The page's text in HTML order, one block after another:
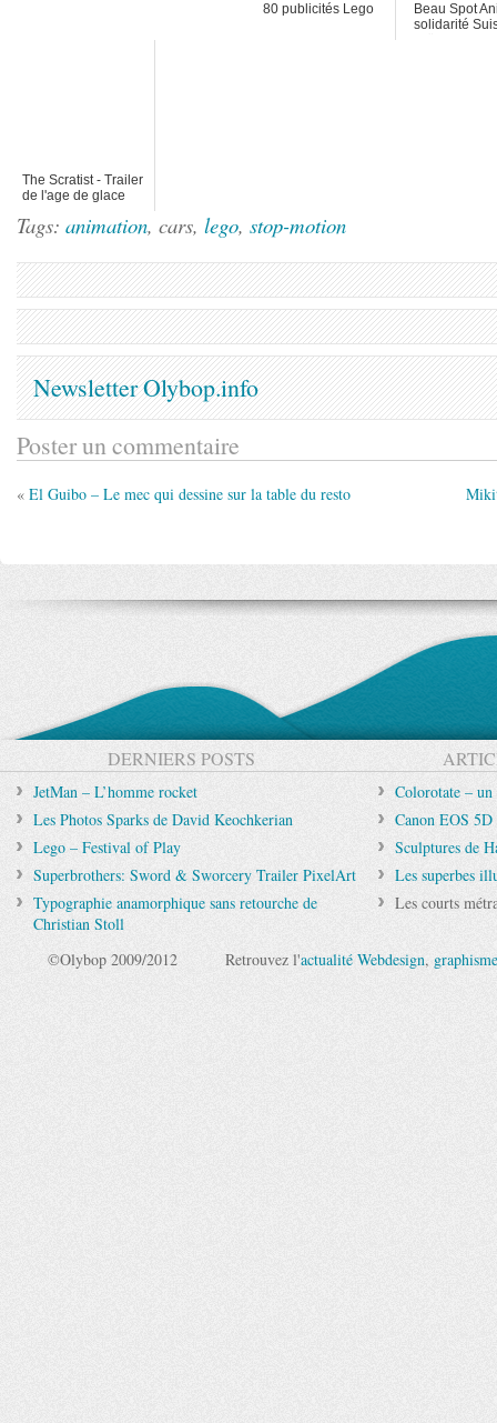
80 publicités Lego
Beau Spot
solidarité
The Scratist - Trailer
de l'age de glace
Tags: animation, cars, lego, stop-motion
Newsletter Olybop.info
Poster un commentaire
« El Guibo – Le mec qui dessine sur la table du resto
DERNIERS POSTS
JetMan – L’homme rocket
Les Photos Sparks de David Keochkerian
Lego – Festival of Play
Superbrothers: Sword & Sworcery Trailer PixelArt
Typographie anamorphique sans retourche de
Christian Stoll
Colorotate – un
Canon EOS
Sculptures de
Les superbes
Les courts
©Olybop 2009/2012 Retrouvez l'actualité Webdesign, graphisme